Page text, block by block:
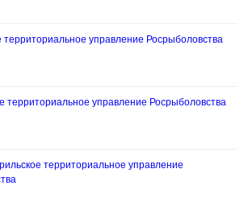
управление Росрыболовства
территориальное управление Росрыболовства
территориальное управление